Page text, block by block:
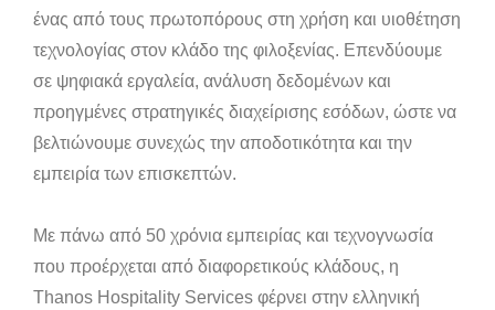
ένας από τους πρωτοπόρους στη χρήση και υιοθέτηση
τεχνολογίας στον κλάδο της φιλοξενίας. Επενδύουμε
σε ψηφιακά εργαλεία, ανάλυση δεδομένων και
προηγμένες στρατηγικές διαχείρισης εσόδων, ώστε να
βελτιώνουμε συνεχώς την αποδοτικότητα και την
εμπειρία των επισκεπτών.
Με πάνω από 50 χρόνια εμπειρίας και τεχνογνωσία
που προέρχεται από διαφορετικούς κλάδους, η
Thanos Hospitality Services φέρνει στην ελληνική